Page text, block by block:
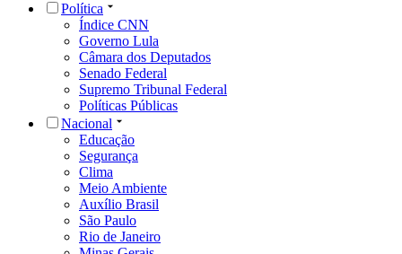
Política
Índice CNN
Governo Lula
Câmara dos Deputados
Senado Federal
Supremo Tribunal Federal
Políticas Públicas
Nacional
Educação
Segurança
Clima
Meio Ambiente
Auxílio Brasil
São Paulo
Rio de Janeiro